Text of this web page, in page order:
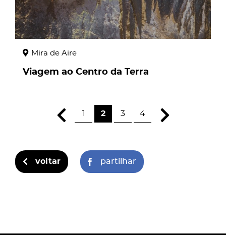
Mira de Aire
Viagem ao Centro da Terra
1 2 3 4
voltar partilhar